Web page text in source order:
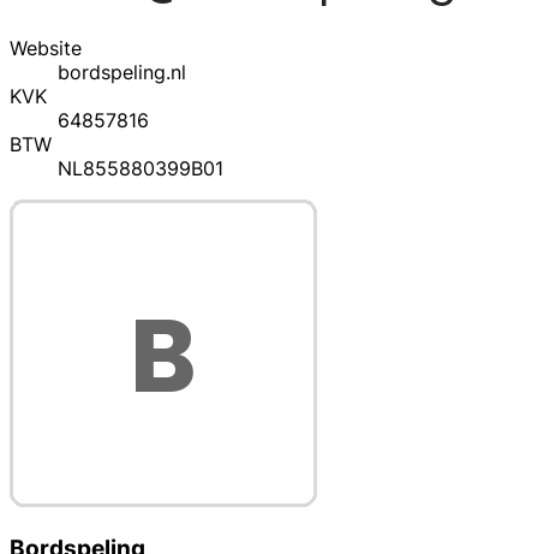
Website
bordspeling.nl
KVK
64857816
BTW
NL855880399B01
Bordspeling